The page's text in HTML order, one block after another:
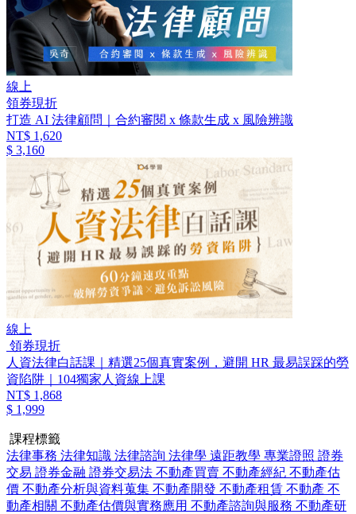
線上
領券現折
打造 AI 法律顧問｜合約審閱 x 條款生成 x 風險辨識
NT$ 1,620
$ 3,160
線上
領券現折
人資法律白話課｜精選25個真實案例，避開 HR 最易誤踩的勞
資陷阱｜104獨家人資線上課
NT$ 1,868
$ 1,999
課程標籤
法律事務 法律知識 法律諮詢 法律學 遠距教學 專業證照 證券
交易 證券金融 證券交易法 不動產買賣 不動產經紀 不動產估
價 不動產分析與資料蒐集 不動產開發 不動產租賃 不動產 不
動產相關 不動產估價與實務應用 不動產諮詢與服務 不動產研